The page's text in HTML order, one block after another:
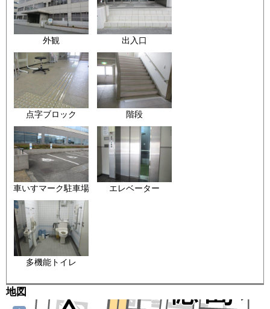
外観 出入口
点字ブロック 階段
車いすマーク駐車場 エレベーター
多機能トイレ
地図